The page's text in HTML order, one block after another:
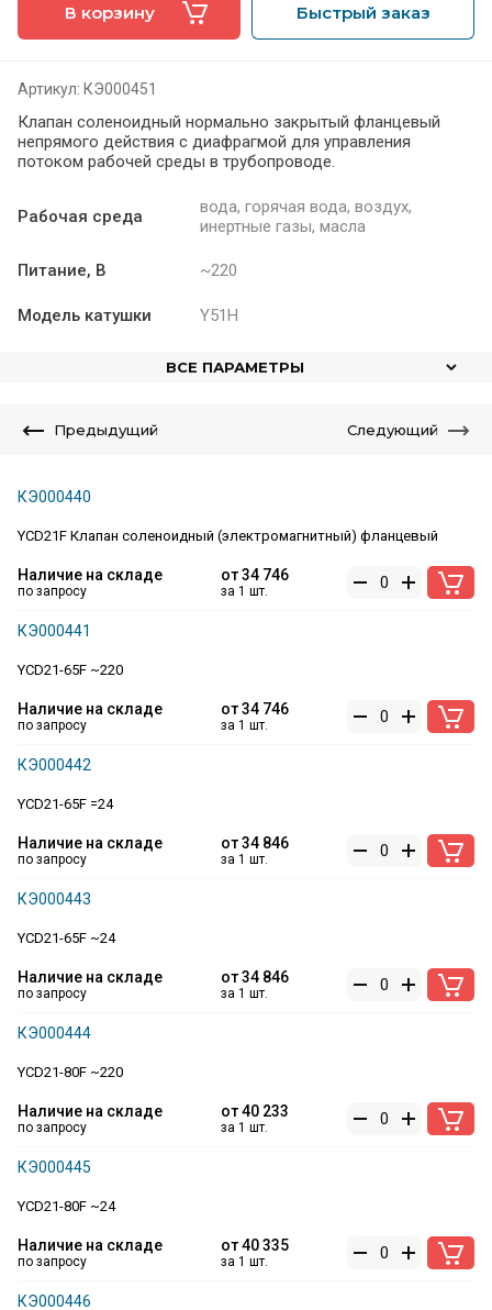
В корзину Быстрый заказ
Артикул: КЭ000451
Клапан соленоидный нормально закрытый фланцевый
непрямого действия с диафрагмой для управления
потоком рабочей среды в трубопроводе.
Рабочая среда
вода, горячая вода, воздух,
инертные газы, масла
Питание, В ~220
Модель катушки Y51H
ВСЕ ПАРАМЕТРЫ
Предыдущий Следующий
YCD21F Клапан соленоидный (электромагнитный) фланцевый
КЭ000440
от34 746
за 1 шт.
Наличие на складе
по запросу
YCD21-65F ~220
КЭ000441
от34 746
за 1 шт.
Наличие на складе
по запросу
YCD21-65F =24
КЭ000442
от34 846
за 1 шт.
Наличие на складе
по запросу
YCD21-65F ~24
КЭ000443
от34 846
за 1 шт.
Наличие на складе
по запросу
YCD21-80F ~220
КЭ000444
от40 233
за 1 шт.
Наличие на складе
по запросу
YCD21-80F ~24
КЭ000445
от40 335
за 1 шт.
Наличие на складе
по запросу
КЭ000446